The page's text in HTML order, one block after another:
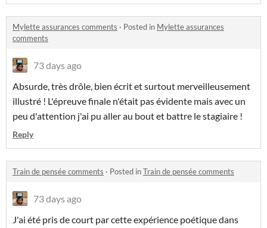
Mylette assurances comments · Posted in Mylette assurances
comments
73 days ago
Absurde, très drôle, bien écrit et surtout merveilleusement
illustré ! L'épreuve finale n'était pas évidente mais avec un
peu d'attention j'ai pu aller au bout et battre le stagiaire !
Reply
Train de pensée comments · Posted inTrain de pensée comments
73 days ago
J'ai été pris de court par cette expérience poétique dans